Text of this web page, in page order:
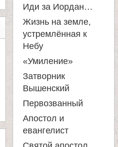
Иди за Иордан…
Жизнь на земле,
устремлённая к
Небу
«Умиление»
Затворник
Вышенский
Первозванный
Апостол и
евангелист